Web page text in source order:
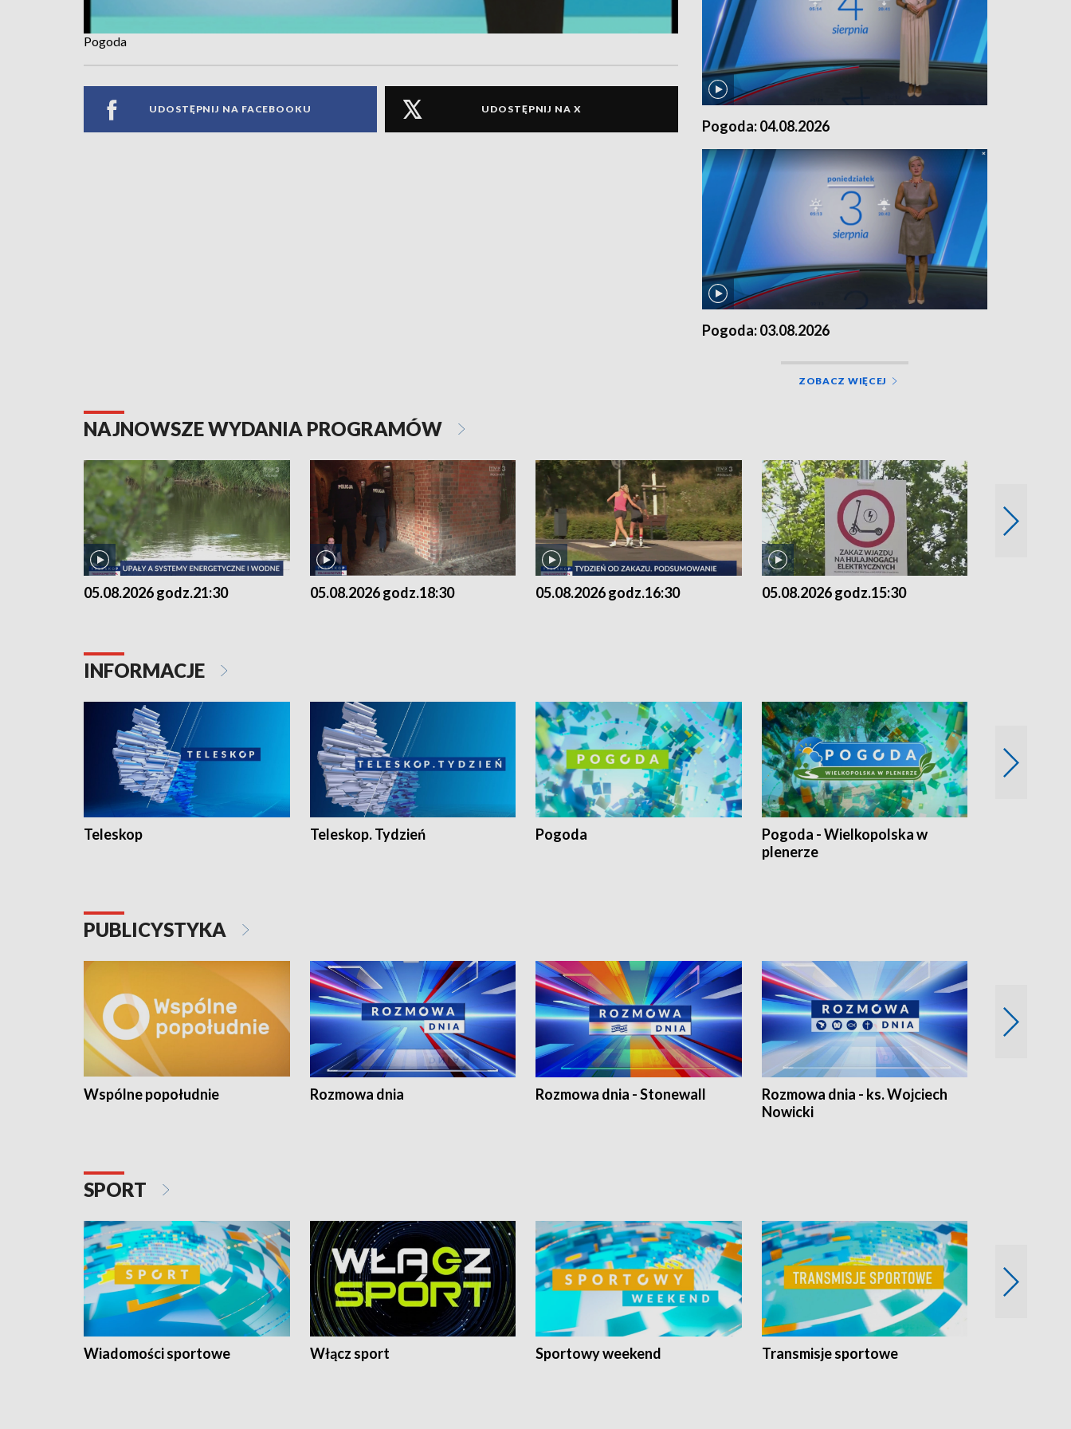
Pogoda
UDOSTĘPNIJ NA FACEBOOKU UDOSTĘPNIJ NA X
Pogoda: 04.08.2026
Pogoda: 03.08.2026
ZOBACZ WIĘCEJ
NAJNOWSZE WYDANIA PROGRAMÓW
05.08.2026 godz.21:30 05.08.2026 godz.18:30 05.08.2026 godz.16:30 05.08.2026 godz.15:30
INFORMACJE
Teleskop Teleskop. Tydzień Pogoda
Pogoda - Wielkopolska w
plenerze
PUBLICYSTYKA
Wspólne popołudnie Rozmowa dnia Rozmowa dnia - Stonewall
Rozmowa dnia - ks. Wojciech
Nowicki
SPORT
Wiadomości sportowe Włącz sport Sportowy weekend Transmisje sportowe